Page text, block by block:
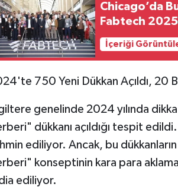
Chicago’da
Fabtech
İçeriği
750 Yeni Dükkan Açıldı, 20
genelinde 2024 yılında
dükkanı açıldığı tespit
ediliyor. Ancak, bu
konseptinin kara para
ediliyor.